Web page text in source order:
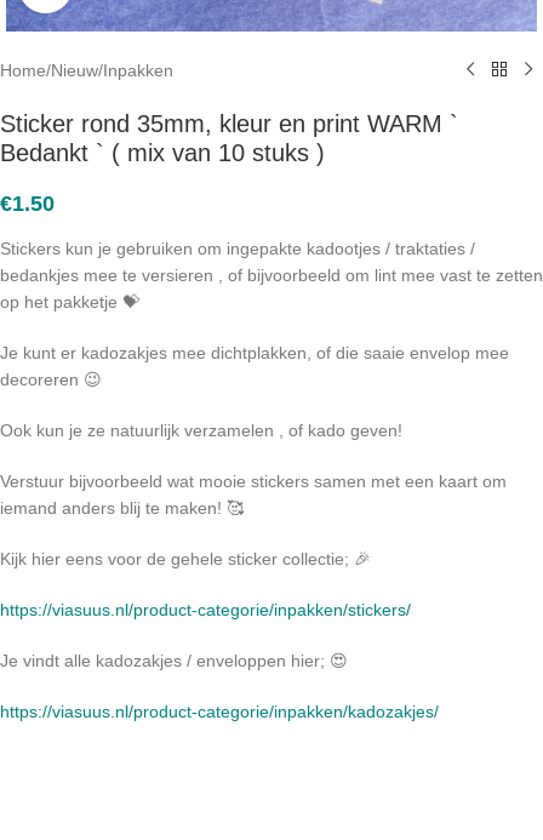
Home/Nieuw/Inpakken
Sticker rond 35mm, kleur en print WARM `
Bedankt ` ( mix van 10 stuks )
€1.50
Stickers kun je gebruiken om ingepakte kadootjes / traktaties /
bedankjes mee te versieren , of bijvoorbeeld om lint mee vast te zetten
op het pakketje 💝
Je kunt er kadozakjes mee dichtplakken, of die saaie envelop mee
decoreren 😉
Ook kun je ze natuurlijk verzamelen , of kado geven!
Verstuur bijvoorbeeld wat mooie stickers samen met een kaart om
iemand anders blij te maken! 🥰
Kijk hier eens voor de gehele sticker collectie; 🎉
https://viasuus.nl/product-categorie/inpakken/stickers/
Je vindt alle kadozakjes / enveloppen hier; 😍
https://viasuus.nl/product-categorie/inpakken/kadozakjes/